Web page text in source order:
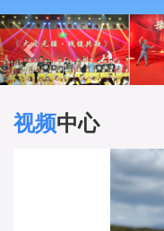
P
r
e
v
o
视频中心